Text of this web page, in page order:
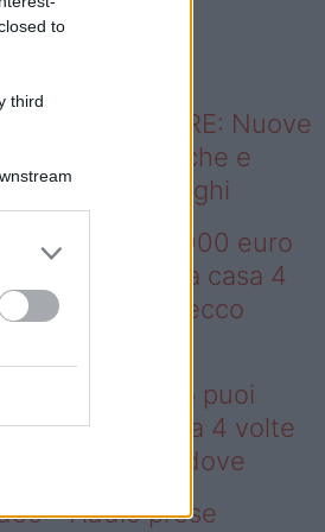
to
third
sapevi che...
ABITARE: Nuove
domestiche e
dei luoghi
– Con 200.000 euro
comprare una casa 4
più grande: ecco
200.000 euro puoi
una casa 4 volte
grande: ecco dove
– Addio prese